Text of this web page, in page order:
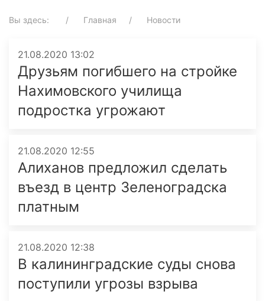
Вы здесь: Главная Новости
21.08.2020 13:02
Друзьям погибшего на стройке
Нахимовского училища
подростка угрожают
21.08.2020 12:55
Алиханов предложил сделать
въезд в центр Зеленоградска
платным
21.08.2020 12:38
В калининградские суды снова
поступили угрозы взрыва